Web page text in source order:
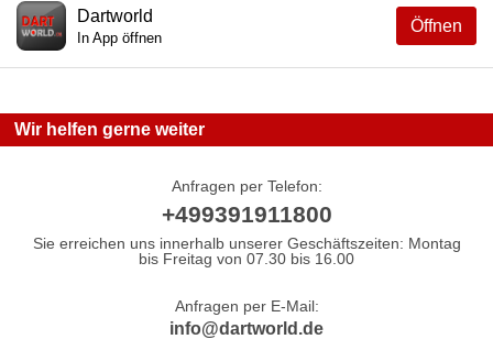
Öffnen
Dartworld
In App öffnen
Wir helfen gerne weiter
Anfragen per Telefon:
+499391911800
Sie erreichen uns innerhalb unserer Geschäftszeiten: Montag
bis Freitag von 07.30 bis 16.00
Anfragen per E-Mail:
info@dartworld.de